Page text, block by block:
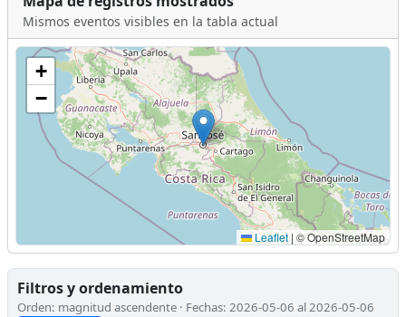
Mismos eventos visibles en la tabla actual
+
−
Leaflet | © OpenStreetMap
Filtros y ordenamiento
Orden: magnitud ascendente · Fechas: 2026-05-06 al 2026-05-06